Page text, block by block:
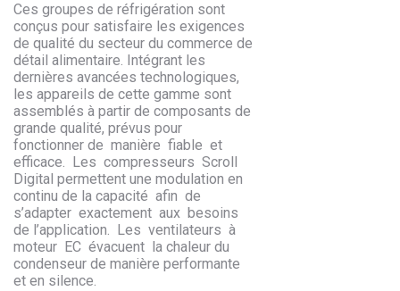
Ces groupes de réfrigération sont
conçus pour satisfaire les exigences
de qualité du secteur du commerce de
détail alimentaire. Intégrant les
dernières avancées technologiques,
les appareils de cette gamme sont
assemblés à partir de composants de
grande qualité, prévus pour
fonctionner de manière fiable et
efficace. Les compresseurs Scroll
Digital permettent une modulation en
continu de la capacité afin de
s’adapter exactement aux besoins
de l’application. Les ventilateurs à
moteur EC évacuent la chaleur du
condenseur de manière performante
et en silence.